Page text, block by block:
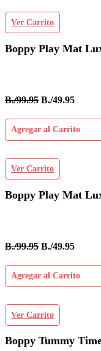
Ver Carrito
Boppy Play Mat
B./99.95 B./49.95
Agregar al Carrito
Ver Carrito
Boppy Play Mat
B./99.95 B./49.95
Agregar al Carrito
Ver Carrito
Boppy Tummy